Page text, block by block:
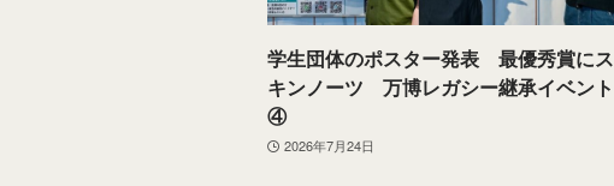
学生団体のポスター発表 最優秀賞にス
キンノーツ 万博レガシー継承イベント
④
2026年7月24日